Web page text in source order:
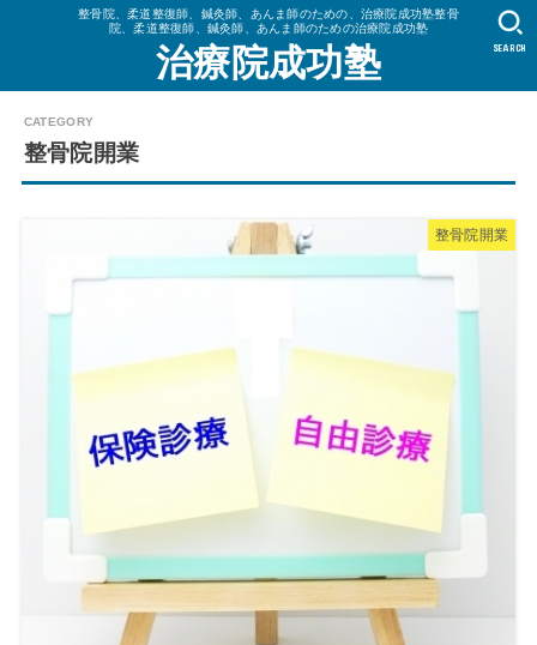
整骨院、柔道整復師、鍼灸師、あんま師のための、治療院成功塾整骨
院、柔道整復師、鍼灸師、あんま師のための治療院成功塾
治療院成功塾 SEARCH
整骨院開業
整骨院開業